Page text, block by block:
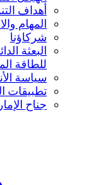
أهداف
المهام
شركاؤنا
البعثة
للطاقة
سياسة
تطبيقات
جناح